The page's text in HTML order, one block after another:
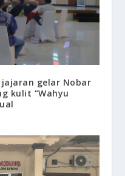
jajaran gelar Nobar
kulit “Wahyu